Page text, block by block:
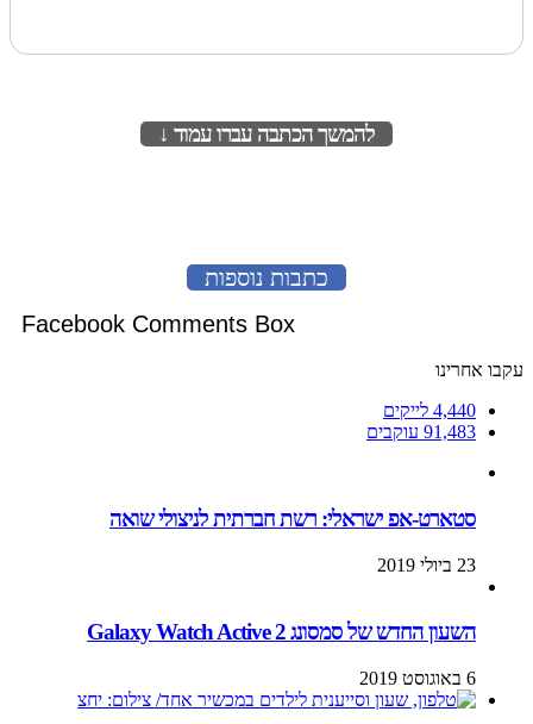
להמשך הכתבה עברו עמוד ↓
כתבות נוספות
Facebook Comments Box
עקבו אחרינו
4,440 לייקים
91,483 עוקבים
סטארט-אפ ישראלי: רשת חברתית לניצולי שואה
23 ביולי 2019
השעון החדש של סמסונג Galaxy Watch Active 2
6 באוגוסט 2019